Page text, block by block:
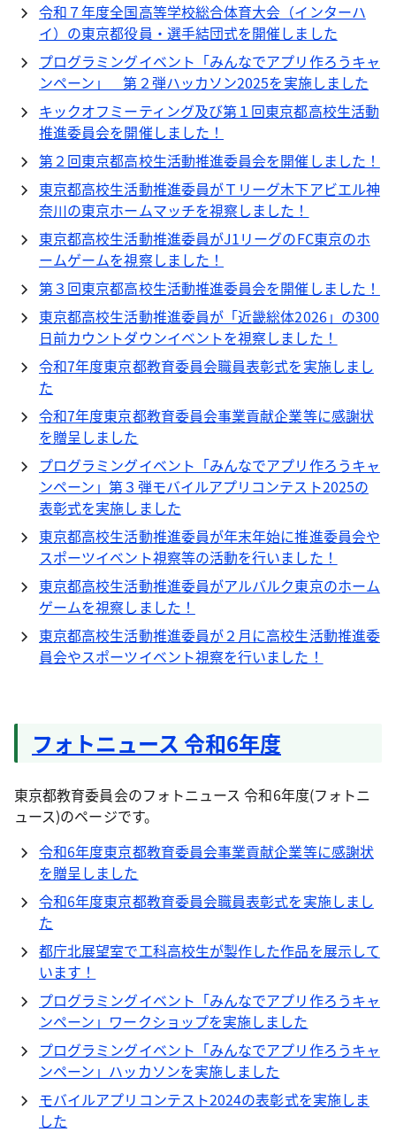
令和７年度全国高等学校総合体育大会（インターハ
イ）の東京都役員・選手結団式を開催しました
プログラミングイベント「みんなでアプリ作ろうキャ
ンペーン」 第２弾ハッカソン2025を実施しました
キックオフミーティング及び第１回東京都高校生活動
推進委員会を開催しました！
第２回東京都高校生活動推進委員会を開催しました！
東京都高校生活動推進委員がＴリーグ木下アビエル神
奈川の東京ホームマッチを視察しました！
東京都高校生活動推進委員がJ1リーグのFC東京のホ
ームゲームを視察しました！
第３回東京都高校生活動推進委員会を開催しました！
東京都高校生活動推進委員が「近畿総体2026」の300
日前カウントダウンイベントを視察しました！
令和7年度東京都教育委員会職員表彰式を実施しまし
た
令和7年度東京都教育委員会事業貢献企業等に感謝状
を贈呈しました
プログラミングイベント「みんなでアプリ作ろうキャ
ンペーン」第３弾モバイルアプリコンテスト2025の
表彰式を実施しました
東京都高校生活動推進委員が年末年始に推進委員会や
スポーツイベント視察等の活動を行いました！
東京都高校生活動推進委員がアルバルク東京のホーム
ゲームを視察しました！
東京都高校生活動推進委員が２月に高校生活動推進委
員会やスポーツイベント視察を行いました！
フォトニュース 令和6年度
東京都教育委員会のフォトニュース 令和6年度(フォトニ
ュース)のページです。
令和6年度東京都教育委員会事業貢献企業等に感謝状
を贈呈しました
令和6年度東京都教育委員会職員表彰式を実施しまし
た
都庁北展望室で工科高校生が製作した作品を展示して
います！
プログラミングイベント「みんなでアプリ作ろうキャ
ンペーン」ワークショップを実施しました
プログラミングイベント「みんなでアプリ作ろうキャ
ンペーン」ハッカソンを実施しました
モバイルアプリコンテスト2024の表彰式を実施しま
した